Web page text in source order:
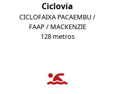
Ciclovia
CICLOFAIXA PACAEMBU /
FAAP / MACKENZIE
128 metros